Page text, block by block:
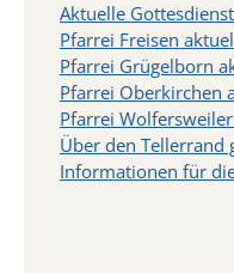
Aktuelle
Pfarrei Freisen
Pfarrei Grügelborn
Pfarrei Oberkirchen
Pfarrei
Über den Tellerrand
Informationen für